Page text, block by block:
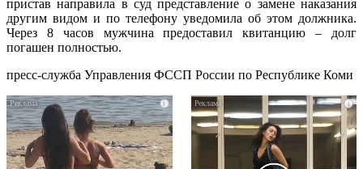
пристав направила в суд представление о замене наказания
другим видом и по телефону уведомила об этом должника.
Через 8 часов мужчина предоставил квитанцию – долг
погашен полностью.
пресс-служба Управления ФССП России по Республике Коми
i i